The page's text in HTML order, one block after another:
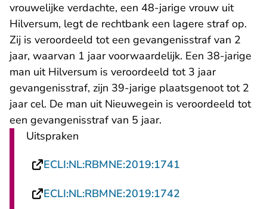
vrouwelijke verdachte, een 48-jarige vrouw uit
Hilversum, legt de rechtbank een lagere straf op.
Zij is veroordeeld tot een gevangenisstraf van 2
jaar, waarvan 1 jaar voorwaardelijk. Een 38-jarige
man uit Hilversum is veroordeeld tot 3 jaar
gevangenisstraf, zijn 39-jarige plaatsgenoot tot 2
jaar cel. De man uit Nieuwegein is veroordeeld tot
een gevangenisstraf van 5 jaar.
Uitspraken
ECLI:NL:RBMNE:2019:1741
ECLI:NL:RBMNE:2019:1742